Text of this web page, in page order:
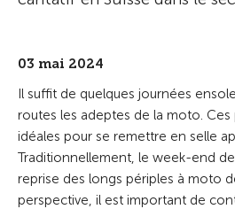
03 mai 2024
Il suffit de quelques journées
routes les adeptes de la moto.
idéales pour se remettre en selle
Traditionnellement, le week-end de
reprise des longs périples à moto
perspective, il est important de